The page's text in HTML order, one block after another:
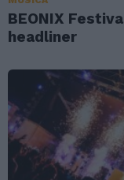
BEONIX
headliner